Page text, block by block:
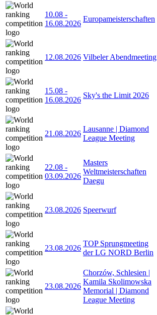
10.08 -
16.08.2026
Europameisterschaften
12.08.2026 Vilbeler Abendmeeting
15.08 -
16.08.2026
Sky's the Limit 2026
21.08.2026
Lausanne | Diamond
League Meeting
22.08 -
03.09.2026
Masters
Weltmeisterschaften
Daegu
23.08.2026 Speerwurf
23.08.2026
TOP Sprungmeeting
der LG NORD Berlin
23.08.2026
Chorzów, Schlesien |
Kamila Skolimowska
Memorial | Diamond
League Meeting